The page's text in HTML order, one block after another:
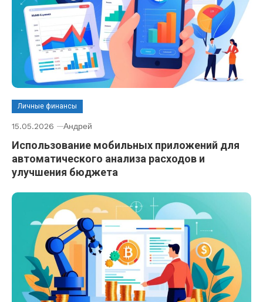
Личные финансы
15.05.2026 Андрей
Использование мобильных приложений для
автоматического анализа расходов и
улучшения бюджета